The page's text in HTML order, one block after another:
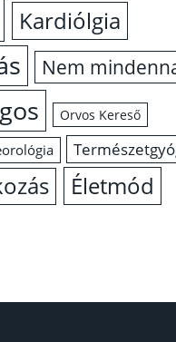
Kardiólgia
Nem
Orvos Kereső
Életmód